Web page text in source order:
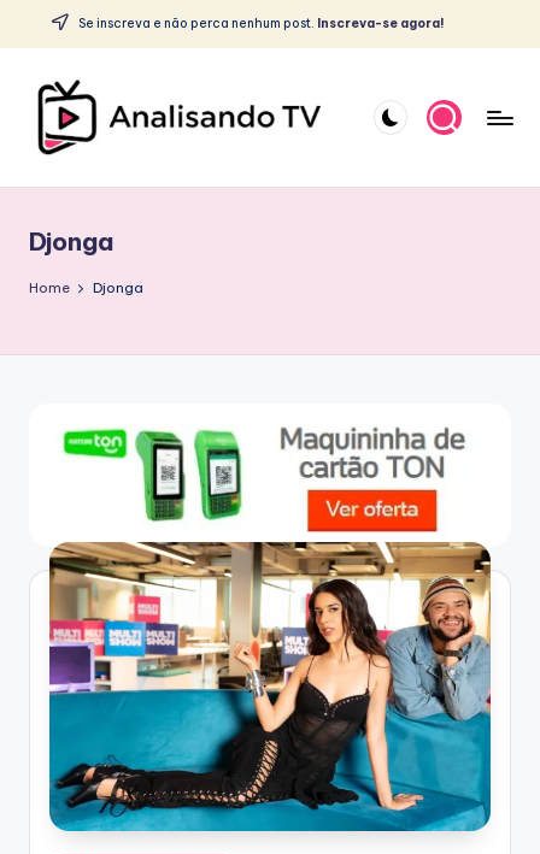
Skip
content
Se inscreva e não perca nenhum post. Inscreva-se agora!
A
L
T
V
Djonga
Home Djonga